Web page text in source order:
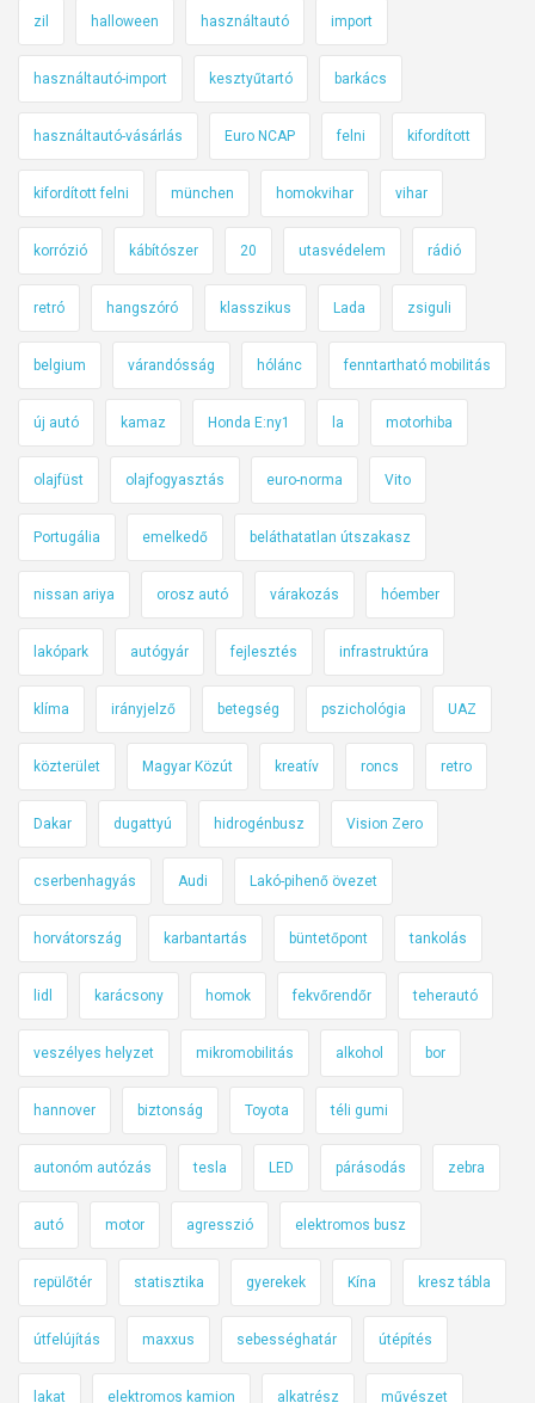
zil halloween használtautó import
használtautó-import kesztyűtartó barkács
használtautó-vásárlás Euro NCAP felni kifordított
kifordított felni münchen homokvihar vihar
korrózió kábítószer 20 utasvédelem rádió
retró hangszóró klasszikus Lada zsiguli
belgium várandósság hólánc fenntartható mobilitás
új autó kamaz Honda E:ny1 la motorhiba
olajfüst olajfogyasztás euro-norma Vito
Portugália emelkedő beláthatatlan útszakasz
nissan ariya orosz autó várakozás hóember
lakópark autógyár fejlesztés infrastruktúra
klíma irányjelző betegség pszichológia UAZ
közterület Magyar Közút kreatív roncs retro
Dakar dugattyú hidrogénbusz Vision Zero
cserbenhagyás Audi Lakó-pihenő övezet
horvátország karbantartás büntetőpont tankolás
lidl karácsony homok fekvőrendőr teherautó
veszélyes helyzet mikromobilitás alkohol bor
hannover biztonság Toyota téli gumi
autonóm autózás tesla LED párásodás zebra
autó motor agresszió elektromos busz
repülőtér statisztika gyerekek Kína kresz tábla
útfelújítás maxxus sebességhatár útépítés
lakat elektromos kamion alkatrész művészet